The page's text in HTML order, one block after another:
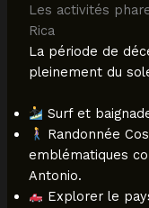
Les activités
Rica
La période de
pleinement du
Surf et
Randonnée
emblématiques
Antonio.
Explorer le